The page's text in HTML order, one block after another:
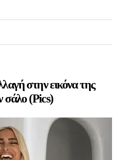
στην εικόνα της
σάλο (Pics)